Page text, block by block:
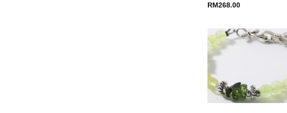
RM268.00